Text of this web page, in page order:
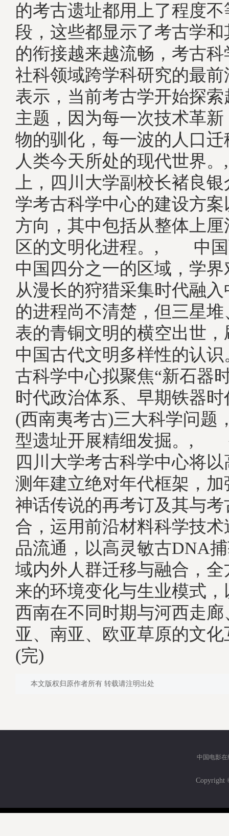
的考古遗址都用上了程度
段，这些都显示了考古学
的衔接越来越流畅，考古
社科领域跨学科研究的最前
表示，当前考古学开始探
主题，因为每一次技术革
物的驯化，每一波的人口
人类今天所处的现代世
上，四川大学副校长褚良
学考古科学中心的建设方
方向，其中包括从整体上
区的文明化进程。, 中国
中国四分之一的区域，学
从漫长的狩猎采集时代融
的进程尚不清楚，但三星
表的青铜文明的横空出世
中国古代文明多样性的认
古科学中心拟聚焦“新石器
时代政治体系、早期铁器
(西南夷考古)三大科学问题
型遗址开展精细发掘。,
四川大学考古科学中心将
测年建立绝对年代框架，
神话传说的再考订及其与
合，运用前沿材料科学技
品流通，以高灵敏古DNA
域内外人群迁移与融合，
来的环境变化与生业模式
西南在不同时期与河西走
亚、南亚、欧亚草原的文
(完)
本文版权归原作者所有 转载请注明出处
中国电影在
Copyright